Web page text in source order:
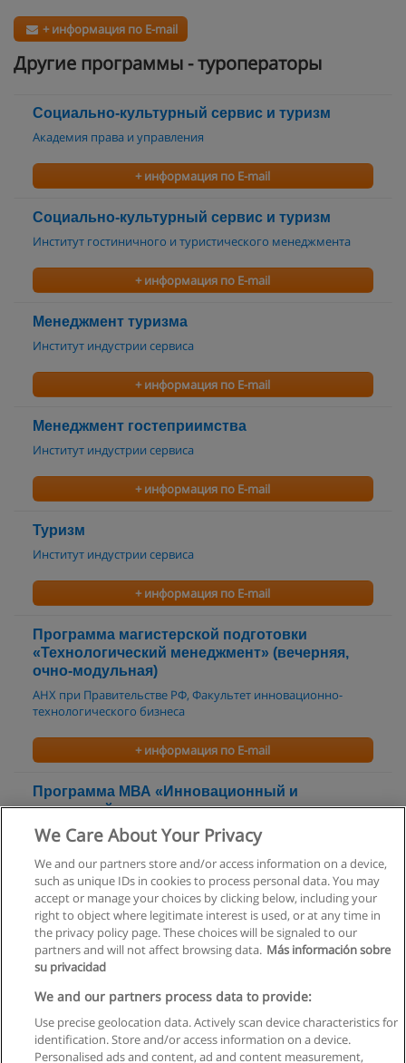
+ информация по E-mail
Другие программы - туроператоры
Социально-культурный сервис и туризм
Академия права и управления
+ информация по E-mail
Социально-культурный сервис и туризм
Институт гостиничного и туристического менеджмента
+ информация по E-mail
Менеджмент туризма
Институт индустрии сервиса
+ информация по E-mail
Менеджмент гостеприимства
Институт индустрии сервиса
+ информация по E-mail
Туризм
Институт индустрии сервиса
+ информация по E-mail
Программа магистерской подготовки
«Технологический менеджмент» (вечерняя,
очно-модульная)
АНХ при Правительстве РФ, Факультет инновационно-
технологического бизнеса
+ информация по E-mail
Программа МВА «Инновационный и
проектный менеджмент»
АНХ при Правительстве РФ, Факультет инновационно-
+ информация по E-mail
Правила пользования
Конфиденциальность информации
Напишите Educaedu
We Care About Your Privacy
We and our partners store and/or access information on a device,
such as unique IDs in cookies to process personal data. You may
accept or manage your choices by clicking below, including your
right to object where legitimate interest is used, or at any time in
the privacy policy page. These choices will be signaled to our
partners and will not affect browsing data. Más información sobre
su privacidad
We and our partners process data to provide:
Use precise geolocation data. Actively scan device characteristics for
identification. Store and/or access information on a device.
Personalised ads and content, ad and content measurement,